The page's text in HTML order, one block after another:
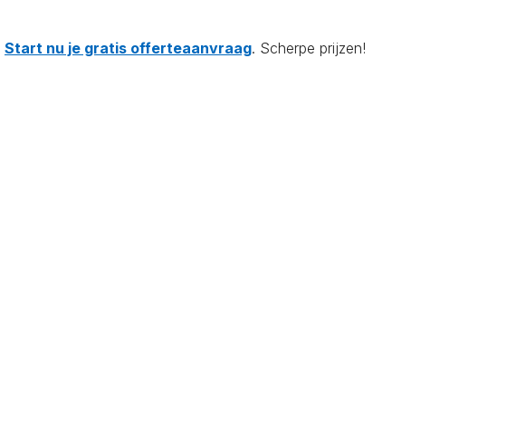
Start nu je gratis offerteaanvraag. Scherpe prijzen!